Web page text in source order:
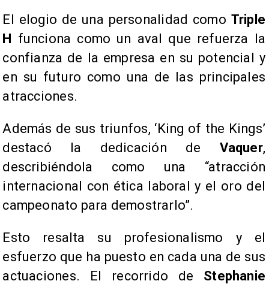
El elogio de una personalidad como Triple
H funciona como un aval que refuerza la
confianza de la empresa en su potencial y
en su futuro como una de las principales
atracciones.
Además de sus triunfos, ‘King of the Kings’
destacó la dedicación de Vaquer,
describiéndola como una “atracción
internacional con ética laboral y el oro del
campeonato para demostrarlo”.
Esto resalta su profesionalismo y el
esfuerzo que ha puesto en cada una de sus
actuaciones. El recorrido de Stephanie